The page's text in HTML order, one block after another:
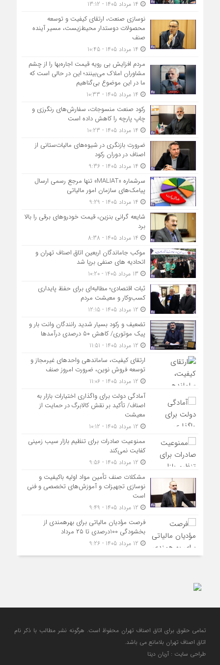
نوسازی صنعت، ارتقای کیفیت و توسعه
محصولات دوستدار محیط‌زیست، مسیر آینده
صنف
مردم افزایش بی رویه قیمت اجاره‌بها را از چشم
مشاوران املاک می‌بینند؛ این در حالی است که
ما در این موضوع بی‌گناهیم
رکود صنعت منسوجات، سفارش‌های رنگرزی و
چاپ پارچه را کاهش داده است
ضرورت بازنگری در شیوه‌های مالیات‌ستانی از
اصناف در دوران رکود
سرشماره «MALIAT» تنها مرجع رسمی ارسال
پیامک‌های سازمان امور مالیاتی
شایعه گرانی بنزین، قیمت خودروهای برقی را بالا
برد
موکب جاماندگان اربعین اتاق اصناف تهران و
اتحادیه های صنفی برپا شد
ثبات اقتصادی؛ مطالبه‌ای برای حفظ پایداری
کسب‌وکار و معیشت مردم
تضعیف و رکود بسیار شدید رانندگان وانت بار و
پیک موتوری/ کاهش ۵۰ درصدی درآمدها
ارتقای کیفیت، ساماندهی واحدهای غیرمجاز و
توسعه فروش نوین، ضرورت امروز صنف
آمادگی دولت برای واگذاری اختیارات بازار به
اصناف/ تأکید بر نقش کالابرگ در حمایت از
معیشت
ممنوعیت صادرات برای تنظیم بازار سیب زمینی
کفایت نمی‌کند
مشکلات صنف تأمین مواد اولیه باکیفیت و
نوسازی تجهیزات و آموزش‌های تخصصی و فنی
است
فرصت مؤدیان مالیاتی برای بهره‎مندی از
بخشودگی 100درصدی تا ۲۵ مرداد
تمامی حقوق برای اتاق اصناف تهران محفوظ است. هرگونه نشر مطالب با ذكر نام
اتاق اصناف تهران بلامانع مي باشد.
طراحی سایت : آریان دیتا